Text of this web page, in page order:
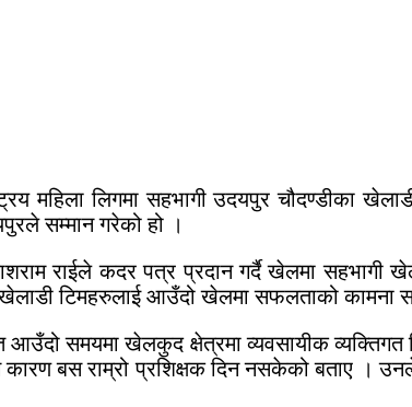
महिला लिगमा सहभागी उदयपुर चौदण्डीका
सम्मान गरेको हो ।
राईले कदर पत्र प्रदान गर्दै खेलमा सहभागी
खेलाडी टिमहरुलाई आउँदो खेलमा सफलताको कामना
आउँदो समयमा खेलकुद क्षेत्रमा व्यवसायीक
बस राम्रो प्रशिक्षक दिन नसकेको बताए । उनले